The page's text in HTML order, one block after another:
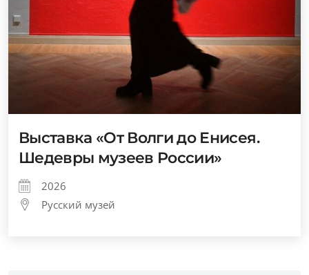
Выставка «От Волги до Енисея.
Шедевры музеев России»
2026
Русский музей